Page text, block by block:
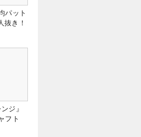
パット
抜き！
ジ』
フト